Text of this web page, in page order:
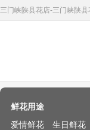
三门峡陕县花店-三门峡陕
鲜花用途
爱情鲜花
生日鲜花